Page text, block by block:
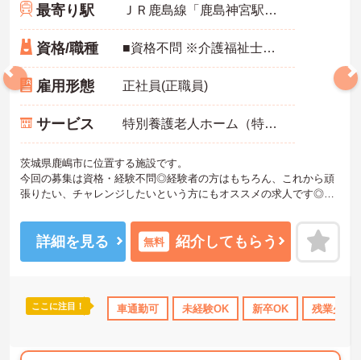
無資格OK ブランクOK 資格取得サポート 研修制度あ
最寄り駅 ＪＲ鹿島線「鹿島神宮駅」徒歩20分
資格/職種 ■資格不問 ※介護福祉士の資格をお持ちの方歓迎 優遇あり（資格手当） ※未経験OK
雇用形態 正社員(正職員)
サービス 特別養護老人ホーム（特養）
茨城県鹿嶋市に位置する施設です。
今回の募集は資格・経験不問◎経験者の方はもちろん、これから頑
張りたい、チャレンジしたいという方にもオススメの求人です◎
育児休業等取得実績もあり、ライフステージが変化しても安心で
す。
ご興味ある方には、面接対策ポイントなど、さらに詳細をお話しい
詳細を見る 無料 紹介してもらう
ここに注目！ 車通勤可 未経験OK 新卒OK 残業少な